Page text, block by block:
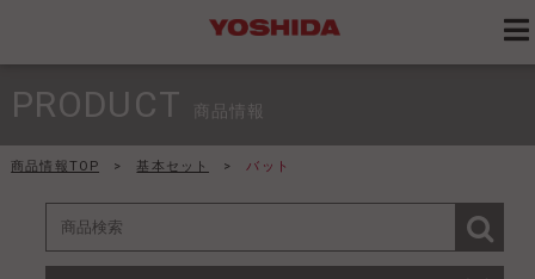
PRODUCT 商品情報
商品情報TOP > 基本セット > バット